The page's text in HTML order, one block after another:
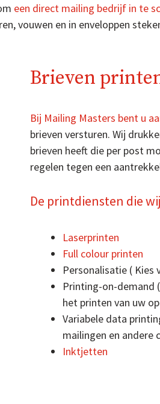
een direct mailing bedrijf in te
vouwen en in enveloppen
Brieven
Bij Mailing Masters bent u
brieven versturen. Wij
brieven heeft die per post
regelen tegen een
De printdiensten die
Laserprinten
Full colour printen
Personalisatie ( Kies
Printing-on-demand
het printen van uw
Variabele data
mailingen en andere
Inktjetten